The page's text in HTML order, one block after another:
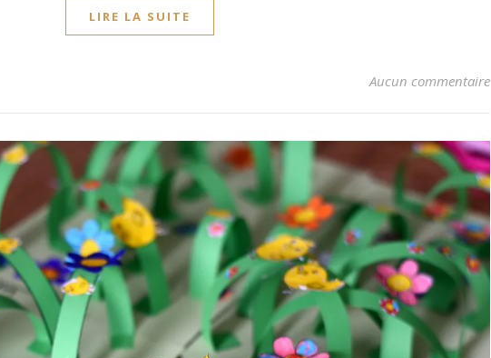
LIRE LA SUITE
Aucun commentaire